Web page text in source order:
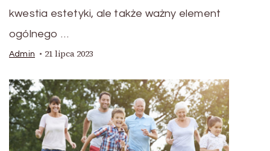
kwestia estetyki, ale także ważny element
ogólnego …
Admin 21 lipca 2023